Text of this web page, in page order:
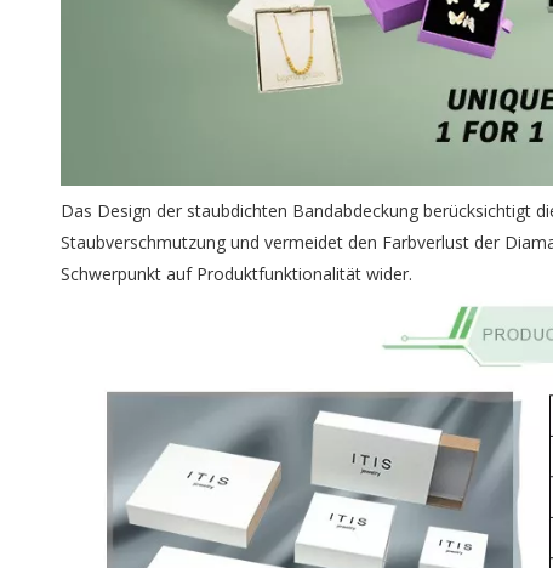
Das Design der staubdichten Bandabdeckung berücksichtigt
Staubverschmutzung und vermeidet den Farbverlust der
Schwerpunkt auf Produktfunktionalität wider.